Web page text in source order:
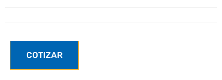
COTIZAR